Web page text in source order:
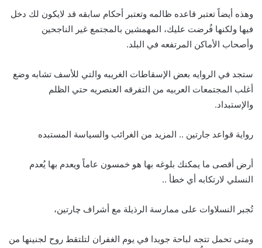
وهذه أيضاً تعتبر قاعده ظالمه وتعتبر أحكام سابقه قد لايكون لك دخل
فيها ولكنها فُرضت عليك، المهمشين بالمجتمع غير الناجحين
وأصحاب الأماكن المرتفعه في البلد.
ستجد في الروايه بعض الإسقاطات الغريبه والتي للأسف تشابه وضع
أغلب المجتمعات العربيه من التفرقه العنصريه حتي الظلم
والإستبداد.
رواية قواعد جارتين .. المزيد من الغرائب والسياسة المستبده
أرض أقصى ما يمكنك بلوغه بها هو خمسون عاماً ويعدم بها يُعدم
النسلي لارتكابه أي خطأ ..
تُجبر النسلاوات على ممارسة الرذيلة مع أشراف چارتين،
ومتى تحمل تتجه لباحة جويدا في يوم الغفران لتلتقط روح لجنينها من